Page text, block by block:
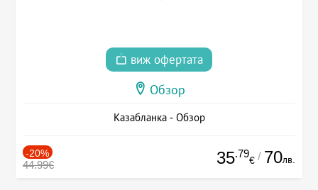
виж офертата
Обзор
Казабланка - Обзор
-20%
44.99€ 35.79
€ / 70лв.